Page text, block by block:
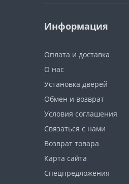
Информация
Оплата и доставка
О нас
Установка дверей
Обмен и возврат
Условия соглашения
Связаться с нами
Возврат товара
Карта сайта
Спецпредложения